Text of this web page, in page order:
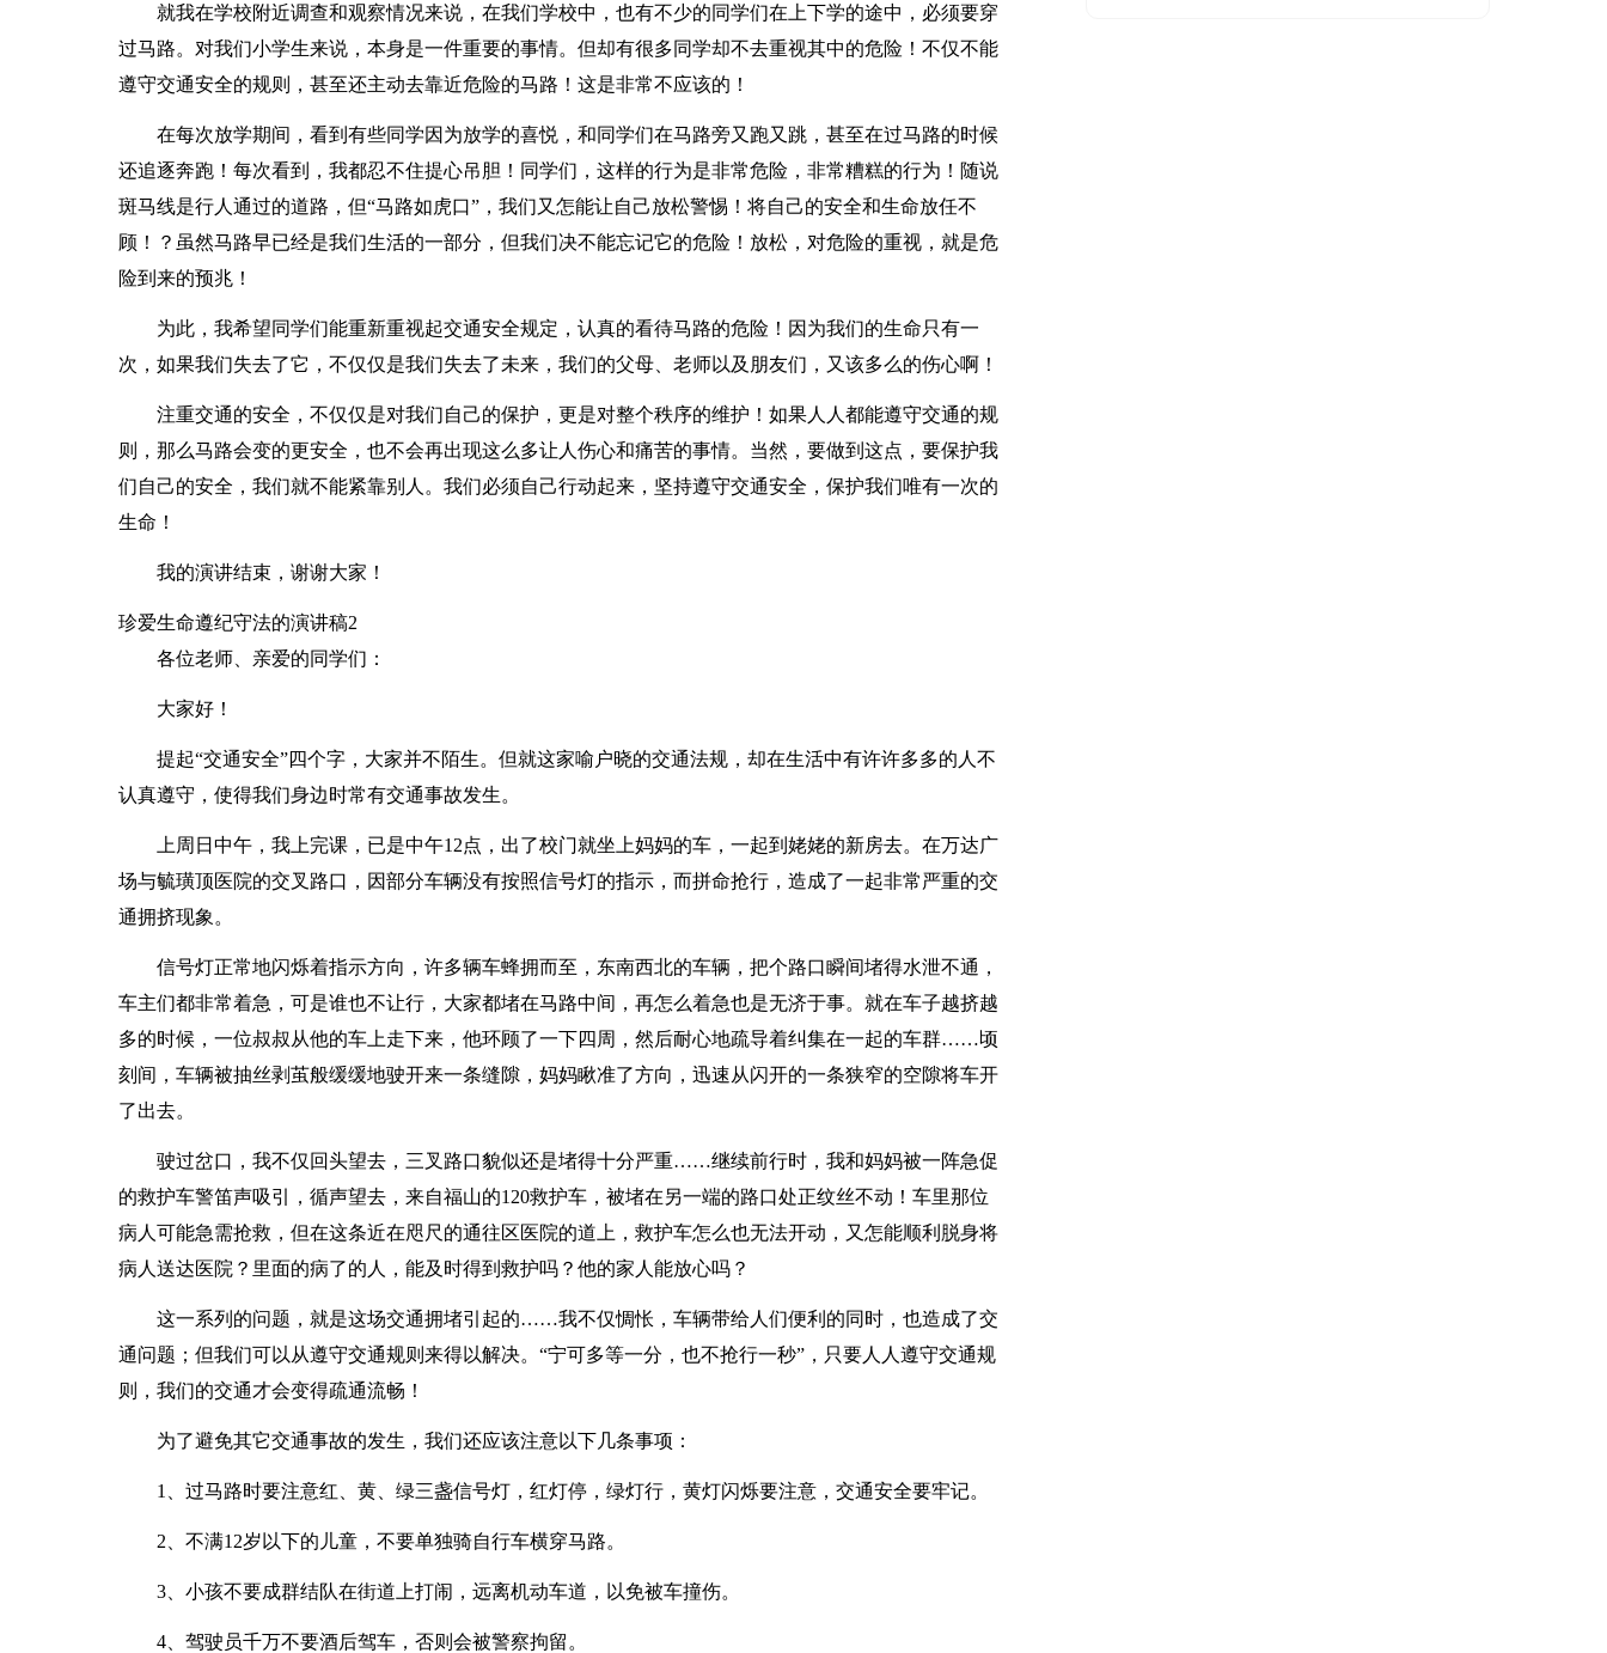
就我在学校附近调查和观察情况来说，在我们学校中，也有不少的同学们在上下学的途中，必须要穿
过马路。对我们小学生来说，本身是一件重要的事情。但却有很多同学却不去重视其中的危险！不仅不能
遵守交通安全的规则，甚至还主动去靠近危险的马路！这是非常不应该的！
在每次放学期间，看到有些同学因为放学的喜悦，和同学们在马路旁又跑又跳，甚至在过马路的时候
还追逐奔跑！每次看到，我都忍不住提心吊胆！同学们，这样的行为是非常危险，非常糟糕的行为！随说
斑马线是行人通过的道路，但“马路如虎口”，我们又怎能让自己放松警惕！将自己的安全和生命放任不
顾！？虽然马路早已经是我们生活的一部分，但我们决不能忘记它的危险！放松，对危险的重视，就是危
险到来的预兆！
为此，我希望同学们能重新重视起交通安全规定，认真的看待马路的危险！因为我们的生命只有一
次，如果我们失去了它，不仅仅是我们失去了未来，我们的父母、老师以及朋友们，又该多么的伤心啊！
注重交通的安全，不仅仅是对我们自己的保护，更是对整个秩序的维护！如果人人都能遵守交通的规
则，那么马路会变的更安全，也不会再出现这么多让人伤心和痛苦的事情。当然，要做到这点，要保护我
们自己的安全，我们就不能紧靠别人。我们必须自己行动起来，坚持遵守交通安全，保护我们唯有一次的
生命！
我的演讲结束，谢谢大家！
珍爱生命遵纪守法的演讲稿2
各位老师、亲爱的同学们：
大家好！
提起“交通安全”四个字，大家并不陌生。但就这家喻户晓的交通法规，却在生活中有许许多多的人不
认真遵守，使得我们身边时常有交通事故发生。
上周日中午，我上完课，已是中午12点，出了校门就坐上妈妈的车，一起到姥姥的新房去。在万达广
场与毓璜顶医院的交叉路口，因部分车辆没有按照信号灯的指示，而拼命抢行，造成了一起非常严重的交
通拥挤现象。
信号灯正常地闪烁着指示方向，许多辆车蜂拥而至，东南西北的车辆，把个路口瞬间堵得水泄不通，
车主们都非常着急，可是谁也不让行，大家都堵在马路中间，再怎么着急也是无济于事。就在车子越挤越
多的时候，一位叔叔从他的车上走下来，他环顾了一下四周，然后耐心地疏导着纠集在一起的车群……顷
刻间，车辆被抽丝剥茧般缓缓地驶开来一条缝隙，妈妈瞅准了方向，迅速从闪开的一条狭窄的空隙将车开
了出去。
驶过岔口，我不仅回头望去，三叉路口貌似还是堵得十分严重……继续前行时，我和妈妈被一阵急促
的救护车警笛声吸引，循声望去，来自福山的120救护车，被堵在另一端的路口处正纹丝不动！车里那位
病人可能急需抢救，但在这条近在咫尺的通往区医院的道上，救护车怎么也无法开动，又怎能顺利脱身将
病人送达医院？里面的病了的人，能及时得到救护吗？他的家人能放心吗？
这一系列的问题，就是这场交通拥堵引起的……我不仅惆怅，车辆带给人们便利的同时，也造成了交
通问题；但我们可以从遵守交通规则来得以解决。“宁可多等一分，也不抢行一秒”，只要人人遵守交通规
则，我们的交通才会变得疏通流畅！
为了避免其它交通事故的发生，我们还应该注意以下几条事项：
1、过马路时要注意红、黄、绿三盏信号灯，红灯停，绿灯行，黄灯闪烁要注意，交通安全要牢记。
2、不满12岁以下的儿童，不要单独骑自行车横穿马路。
3、小孩不要成群结队在街道上打闹，远离机动车道，以免被车撞伤。
4、驾驶员千万不要酒后驾车，否则会被警察拘留。